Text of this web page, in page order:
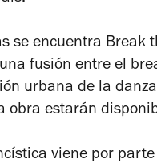
se encuentra Break
fusión entre el
urbana de la
obra estarán
viene por